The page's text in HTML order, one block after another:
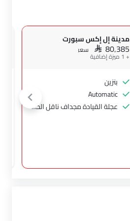
مدينة إل إكس سبورت
SAR 80,385 سعر
+ 1 ميزة إضافية
بنزين
Automatic
عجلة القيادة مجداف ناقل الحركة